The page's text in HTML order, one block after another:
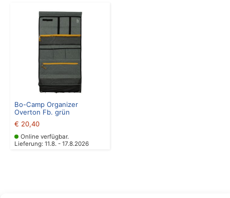
Bo-Camp Organizer
Overton Fb. grün
€ 20,40
Online verfügbar.
Lieferung: 11.8. - 17.8.2026